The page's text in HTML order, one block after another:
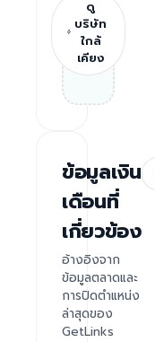
ดู
บริษัท
ใกล้
เคียง
ข้อมูลเงิน
เดือนที่
เกี่ยวข้อง
อ้างอิงจาก
ข้อมูลตลาดและ
การปิดตำแหน่ง
ล่าสุดของ
GetLinks